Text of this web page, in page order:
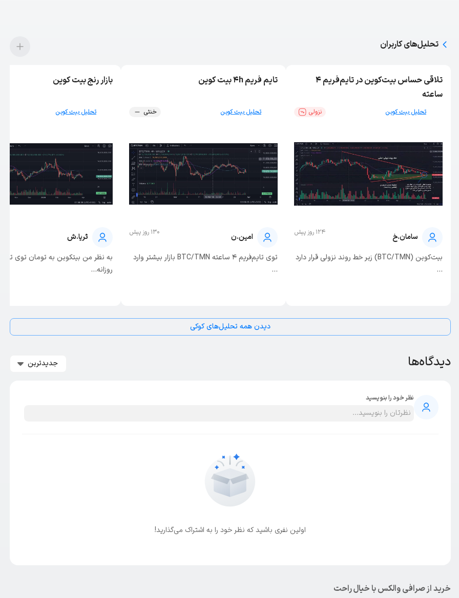
تحلیل‌های کاربران
تلاقی حساس بیت‌کوین در تایم‌فریم ۴
ساعته
تحلیل بیت کوین نزولی
سامان.خ 124 روز پیش
بیت‌کوین (BTC/TMN) زیر خط روند نزولی قرار دارد
...
تایم فریم 4h بیت کوین
تحلیل بیت کوین خنثی
امین.ن 130 روز پیش
توی تایم‌فریم ۴ ساعته BTC/TMN بازار بیشتر وارد
...
بازار رنج بیت کوین
تحلیل بیت کوین
ثریا.ش
به نظر من بیتکوین به تومان توی
روزانه...
دیدن همه تحلیل‌های کوکی
دیدگاه‌ها جدیدترین
نظر خود را بنویسید
اولین نفری باشید که نظر خود را به اشتراک می‌گذارید!
خرید از صرافی والکس با خیال راحت